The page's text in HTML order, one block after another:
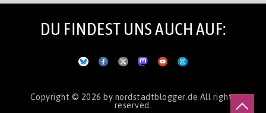
DU FINDEST UNS AUCH AUF:
Copyright © 2026 by nordstadtblogger.de All rights
reserved.